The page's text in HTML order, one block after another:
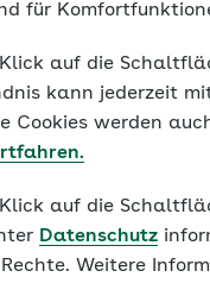
für
auf die
kann jederzeit
Cookies werden
auf die
Datenschutz
Weitere